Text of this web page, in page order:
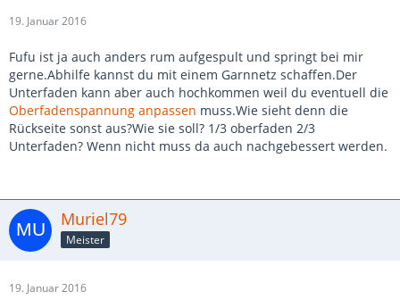
19. Januar 2016
Fufu ist ja auch anders rum aufgespult und springt bei mir
gerne.Abhilfe kannst du mit einem Garnnetz schaffen.Der
Unterfaden kann aber auch hochkommen weil du eventuell die
Oberfadenspannung anpassen muss.Wie sieht denn die
Rückseite sonst aus?Wie sie soll? 1/3 oberfaden 2/3
Unterfaden? Wenn nicht muss da auch nachgebessert werden.
Muriel79
Meister
19. Januar 2016